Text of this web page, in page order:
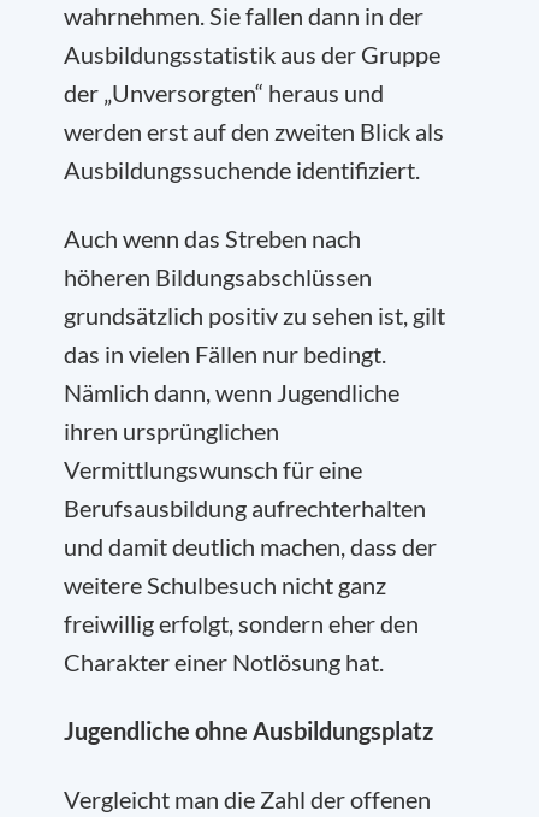
wahrnehmen. Sie fallen dann in der
Ausbildungsstatistik aus der Gruppe
der „Unversorgten“ heraus und
werden erst auf den zweiten Blick als
Ausbildungssuchende identifiziert.
Auch wenn das Streben nach
höheren Bildungsabschlüssen
grundsätzlich positiv zu sehen ist, gilt
das in vielen Fällen nur bedingt.
Nämlich dann, wenn Jugendliche
ihren ursprünglichen
Vermittlungswunsch für eine
Berufsausbildung aufrechterhalten
und damit deutlich machen, dass der
weitere Schulbesuch nicht ganz
freiwillig erfolgt, sondern eher den
Charakter einer Notlösung hat.
Jugendliche ohne Ausbildungsplatz
Vergleicht man die Zahl der offenen